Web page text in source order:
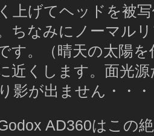
上げてヘッドを被
ちなみにノーマル
す。（晴天の太陽
近くします。面光
影が出ません・・
AD360はこの